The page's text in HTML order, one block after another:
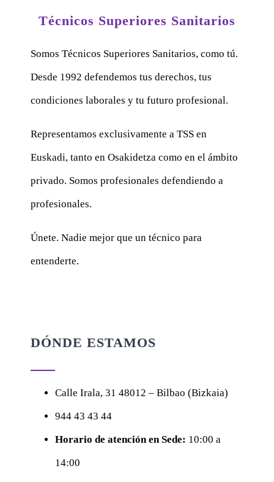
Técnicos Superiores Sanitarios
Somos Técnicos Superiores Sanitarios, como tú.
Desde 1992 defendemos tus derechos, tus
condiciones laborales y tu futuro profesional.
Representamos exclusivamente a TSS en
Euskadi, tanto en Osakidetza como en el ámbito
privado. Somos profesionales defendiendo a
profesionales.
Únete. Nadie mejor que un técnico para
entenderte.
DÓNDE ESTAMOS
Calle Irala, 31 48012 – Bilbao (Bizkaia)
944 43 43 44
Horario de atención en Sede: 10:00 a
14:00